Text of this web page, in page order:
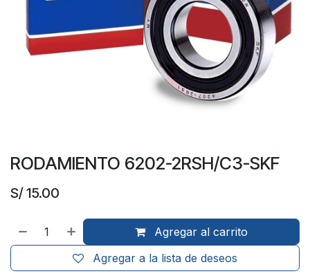
RODAMIENTO 6202-2RSH/C3-SKF
S/15.00
Agregar al carrito
Agregar a la lista de deseos